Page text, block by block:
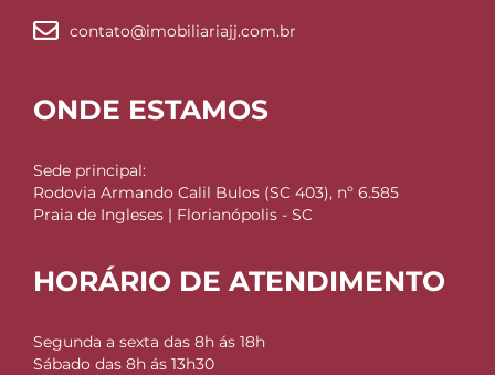
contato@imobiliariajj.com.br
ONDE ESTAMOS
Sede principal:
Rodovia Armando Calil Bulos (SC 403), nº 6.585
Praia de Ingleses | Florianópolis - SC
HORÁRIO DE ATENDIMENTO
Segunda a sexta das 8h ás 18h
Sábado das 8h ás 13h30